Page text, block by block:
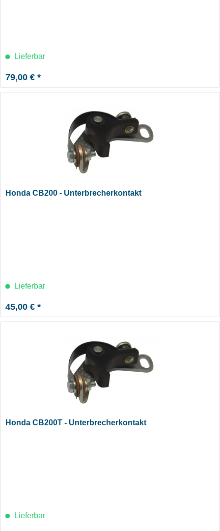
Lieferbar
79,00 € *
Honda CB200 - Unterbrecherkontakt
Lieferbar
45,00 € *
Honda CB200T - Unterbrecherkontakt
Lieferbar